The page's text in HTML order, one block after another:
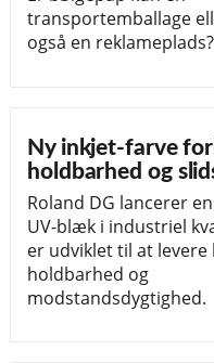
transportemballage
også en reklameplads?
Ny inkjet-farve
holdbarhed og
Roland DG lancerer
UV-blæk i industriel
er udviklet til at levere
holdbarhed og
modstandsdygtighed.